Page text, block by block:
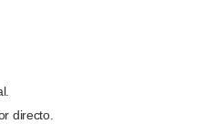
directo.